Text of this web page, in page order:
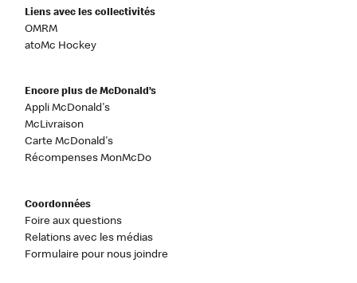
Liens avec les collectivités
OMRM
atoMc Hockey
Encore plus de McDonald’s
Appli McDonald's
McLivraison
Carte McDonald's
Récompenses MonMcDo
Coordonnées
Foire aux questions
Relations avec les médias
Formulaire pour nous joindre